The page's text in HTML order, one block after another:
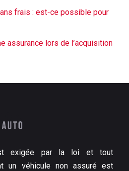
frais : est-ce possible pour
assurance lors de l’acquisition
exigée par la loi et tout
un véhicule non assuré est